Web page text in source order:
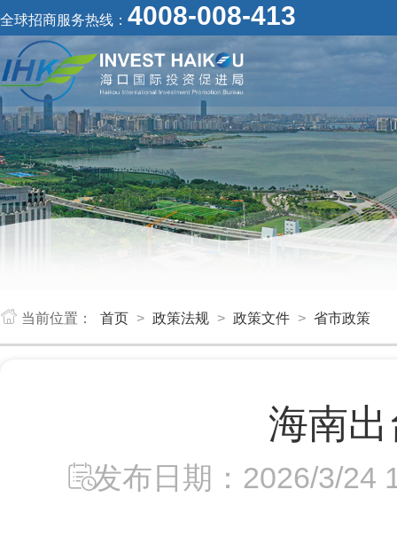
全球招商服务热线： 4008-008-413
当前位置： 首页 > 政策法规 > 政策文件 > 省市政策
海南
发布日期：2026/3/24